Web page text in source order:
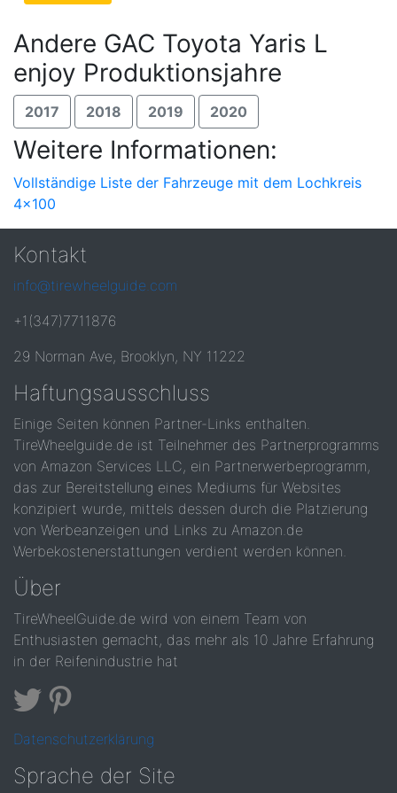
Andere GAC Toyota Yaris L
enjoy Produktionsjahre
2017 2018 2019 2020
Weitere Informationen:
Vollständige Liste der Fahrzeuge mit dem Lochkreis
4x100
Kontakt
info@tirewheelguide.com
+1(347)7711876
29 Norman Ave, Brooklyn, NY 11222
Haftungsausschluss
Einige Seiten können Partner-Links enthalten.
TireWheelguide.de ist Teilnehmer des Partnerprogramms
von Amazon Services LLC, ein Partnerwerbeprogramm,
das zur Bereitstellung eines Mediums für Websites
konzipiert wurde, mittels dessen durch die Platzierung
von Werbeanzeigen und Links zu Amazon.de
Werbekostenerstattungen verdient werden können.
Über
TireWheelGuide.de wird von einem Team von
Enthusiasten gemacht, das mehr als 10 Jahre Erfahrung
in der Reifenindustrie hat
Datenschutzerklärung
Sprache der Site